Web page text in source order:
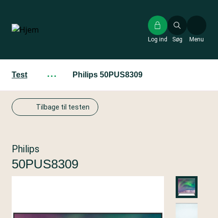
hovedindhold
Søg
Log ind Menu
Test ··· Philips 50PUS8309
Tilbage til testen
Philips
50PUS8309